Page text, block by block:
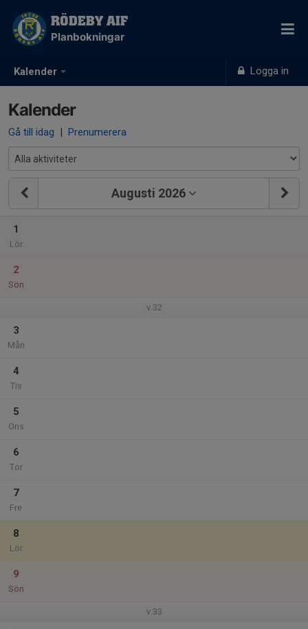
Kalender Logga in
RÖDEBY AIF
Planbokningar
Kalender
Gå till idag | Prenumerera
Augusti 2026
1
Lör
2
Sön
v.32
3
Mån
4
Tis
5
Ons
6
Tor
7
Fre
8
Lör
9
Sön
v.33